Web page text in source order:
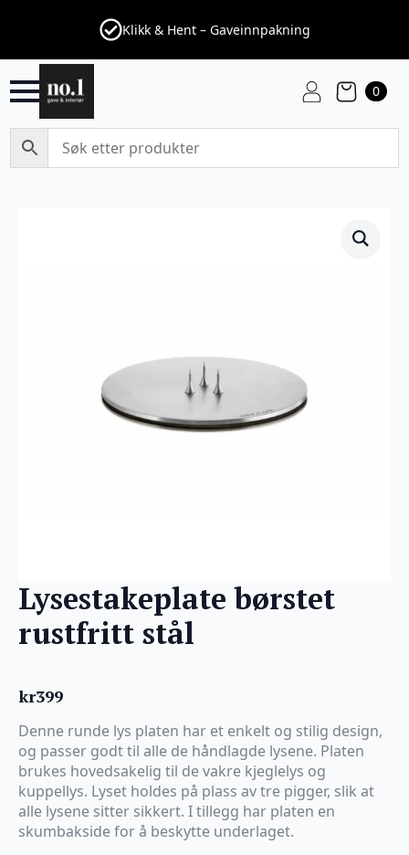
Klikk & Hent – Gaveinnpakning
0
Lysestakeplate børstet
rustfritt stål
kr399
Denne runde lys platen har et enkelt og stilig design,
og passer godt til alle de håndlagde lysene. Platen
brukes hovedsakelig til de vakre kjeglelys og
kuppellys. Lyset holdes på plass av tre pigger, slik at
alle lysene sitter sikkert. I tillegg har platen en
skumbakside for å beskytte underlaget.